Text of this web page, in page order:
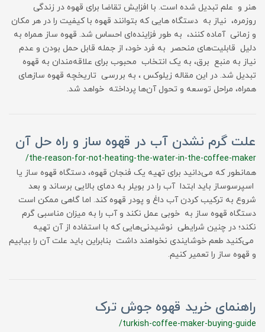
هنر و علم تبدیل شده است. با افزایش تقاضا برای قهوه در زندگی
روزمره، نیاز به دستگاه‌ هایی که بتوانند قهوه با کیفیت را در هر مکان
و زمانی آماده کنند، به طور فزاینده‌ای احساس شد. قهوه‌ ساز همراه به
دلیل قابلیت‌های منحصر به فرد خود، از جمله قابل حمل بودن و عدم
نیاز به منبع برق، به یک انتخاب محبوب برای علاقه‌مندان به قهوه
تبدیل شد. در این مقاله زیلوکس ، به بررسی تاریخچه قهوه‌ سازهای
همراه، مراحل توسعه و تحول آن‌ها پرداخته خواهد شد.
علت گرم نشدن آب در قهوه ساز و راه حل آن
/the-reason-for-not-heating-the-water-in-the-coffee-maker
همانطور که می‌دانید برای تهیه یک فنجان قهوه، دستگاه قهوه ساز یا
اسپرسوساز باید ابتدا آب را در بویلر به دمای بالایی برساند و بعد
شروع به ترکیب کردن آب داغ و پودر قهوه کند. اما گاهی ممکن است
دستگاه قهوه ساز به خوبی عمل نکند و آب را به میزان مناسبی گرم
نکند؛ در چنین شرایطی نوشیدنی‌هایی که با استفاده از آن تهیه
می‌کنید طعم خوشایندی نخواهند داشت بنابراین باید علت آن را بیابیم
و قهوه ساز را تعمیر کنیم.
راهنمای خرید قهوه جوش ترک
/turkish-coffee-maker-buying-guide